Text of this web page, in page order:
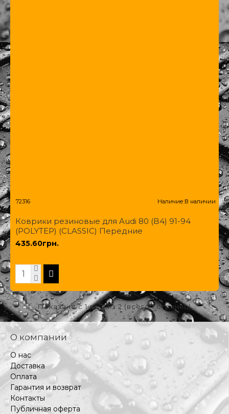
72316 Наличие:В наличии
Коврики резиновые для Audi 80 (B4) 91-94
(POLYTEP) (CLASSIC) Передние
435.60грн.
Показано с 1 по 2 из 2 (всего 1 страниц)
О компании
О нас
Доставка
Оплата
Гарантия и возврат
Контакты
Публичная оферта